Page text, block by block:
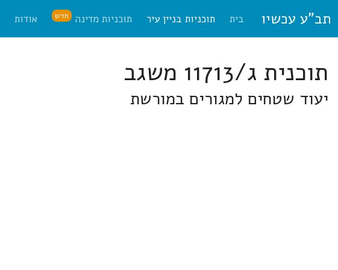
תב"ע עכשיו בית תוכניות בניין עיר תוכניות מדינה חדש אודות
תוכנית ג/11713 משגב
יעוד שטחים למגורים במורשת